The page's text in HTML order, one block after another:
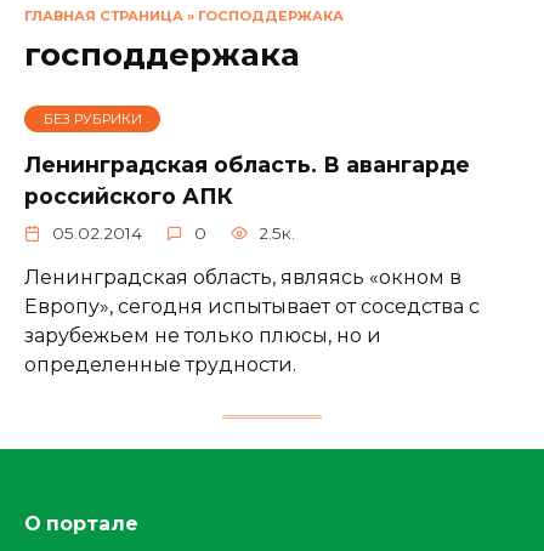
ГЛАВНАЯ СТРАНИЦА » ГОСПОДДЕРЖАКА
господдержака
БЕЗ РУБРИКИ
Ленинградская область. В авангарде
российского АПК
05.02.2014 0 2.5к.
Ленинградская область, являясь «окном в
Европу», сегодня испытывает от соседства с
зарубежьем не только плюсы, но и
определенные трудности.
О портале